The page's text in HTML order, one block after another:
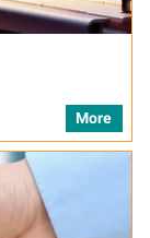
More